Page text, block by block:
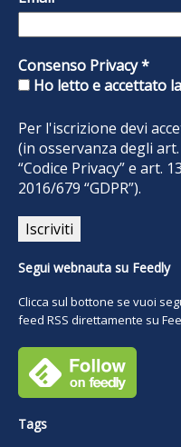
Consenso Privacy*
Ho letto e accettato
Per l'iscrizione devi
(in osservanza degli
“Codice Privacy” e art.
2016/679 “GDPR”).
Segui webnauta su Feedly
Clicca sul bottone se vuoi
feed RSS direttamente su
Tags